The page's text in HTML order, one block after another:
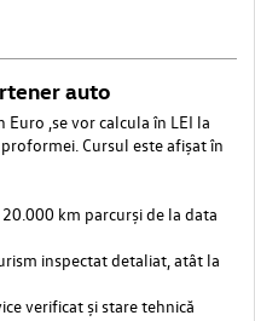
auto
,se vor calcula în LEI la
Cursul este afișat în
km parcurși de la data
inspectat detaliat, atât la
verificat și stare tehnică